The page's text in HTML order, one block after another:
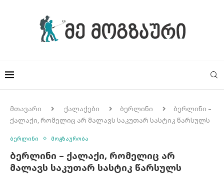
მთავარი ქალაქები ბერლინი
ბერლინი –
ქალაქი, რომელიც არ მალავს საკუთარ სასტიკ წარსულს
ბერლინი მოგზაურობა
ბერლინი – ქალაქი, რომელიც არ
მალავს საკუთარ სასტიკ წარსულს